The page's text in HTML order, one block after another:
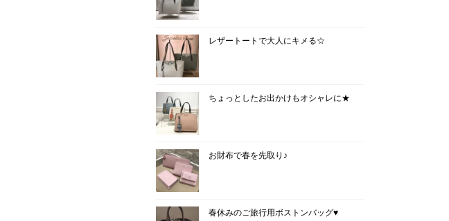
レザートートで大人にキメる☆
ちょっとしたお出かけもオシャレに★
お財布で春を先取り♪
春休みのご旅行用ボストンバッグ♥